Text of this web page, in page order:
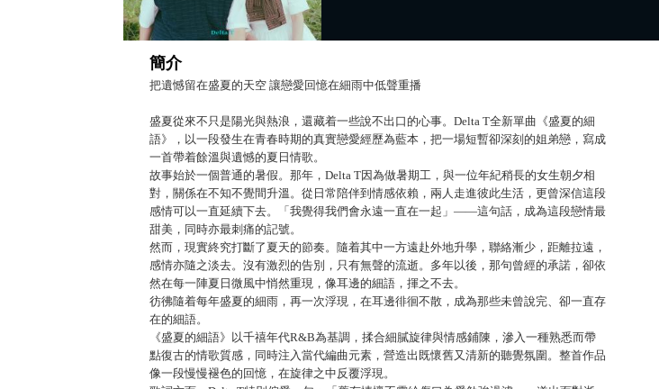
簡介
把遺憾留在盛夏的天空 讓戀愛回憶在細雨中低聲重播
盛夏從來不只是陽光與熱浪，還藏着一些說不出口的心事。Delta T全新單曲《盛夏的細
語》，以一段發生在青春時期的真實戀愛經歷為藍本，把一場短暫卻深刻的姐弟戀，寫成
一首帶着餘溫與遺憾的夏日情歌。
故事始於一個普通的暑假。那年，Delta T因為做暑期工，與一位年紀稍長的女生朝夕相
對，關係在不知不覺間升溫。從日常陪伴到情感依賴，兩人走進彼此生活，更曾深信這段
感情可以一直延續下去。「我覺得我們會永遠一直在一起」——這句話，成為這段戀情最
甜美，同時亦最刺痛的記號。
然而，現實終究打斷了夏天的節奏。隨着其中一方遠赴外地升學，聯絡漸少，距離拉遠，
感情亦隨之淡去。沒有激烈的告別，只有無聲的流逝。多年以後，那句曾經的承諾，卻依
然在每一陣夏日微風中悄然重現，像耳邊的細語，揮之不去。
彷彿隨着每年盛夏的細雨，再一次浮現，在耳邊徘徊不散，成為那些未曾說完、卻一直存
在的細語。
《盛夏的細語》以千禧年代R&B為基調，揉合細膩旋律與情感鋪陳，滲入一種熟悉而帶
點復古的情歌質感，同時注入當代編曲元素，營造出既懷舊又清新的聽覺氛圍。整首作品
像一段慢慢褪色的回憶，在旋律之中反覆浮現。